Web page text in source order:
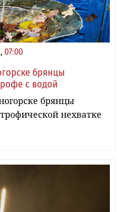
07:00
брянцы
с водой
брянцы
нехватке